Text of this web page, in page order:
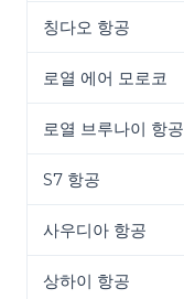
칭다오 항공
로열 에어 모로코
로열 브루나이 항공
S7 항공
사우디아 항공
상하이 항공